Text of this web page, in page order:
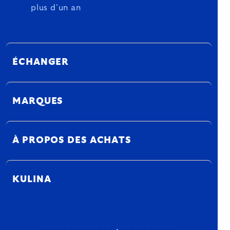
plus d'un an
ÉCHANGER
MARQUES
À PROPOS DES ACHATS
KULINA